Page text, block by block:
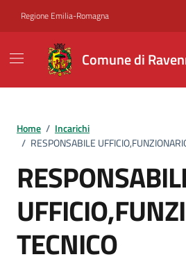
Regione Emilia-Romagna
Comune di
Home / Incarichi
/ RESPONSABILE
TECNICO